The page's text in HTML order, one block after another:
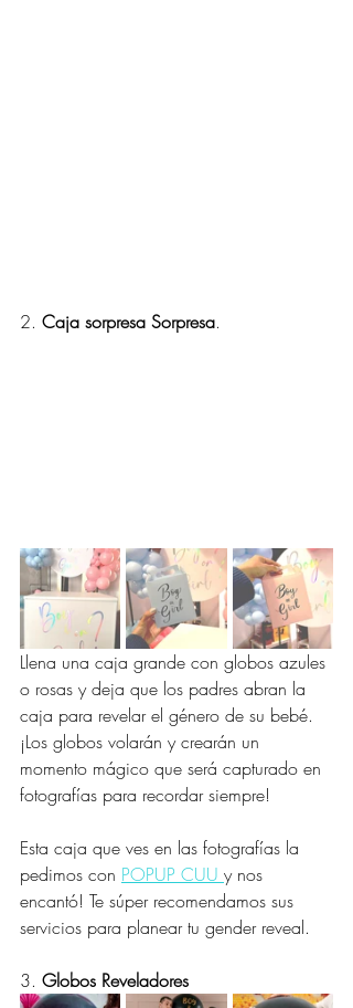
2. Caja sorpresa Sorpresa.
Llena una caja grande con globos azules
o rosas y deja que los padres abran la
caja para revelar el género de su bebé.
¡Los globos volarán y crearán un
momento mágico que será capturado en
fotografías para recordar siempre!
Esta caja que ves en las fotografías la
pedimos con POPUP CUU y nos
encantó! Te súper recomendamos sus
servicios para planear tu gender reveal.
3. Globos Reveladores